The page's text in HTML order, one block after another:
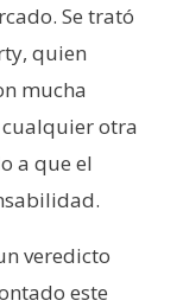
Se trató
quien
mucha
otra
a que el
veredicto
este